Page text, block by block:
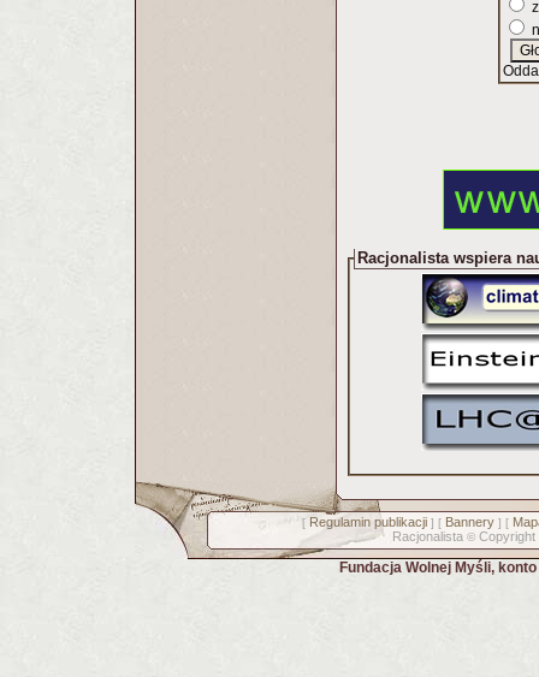
Racjonalista wspiera
[ Regulamin publikacji] [ Bannery] [
Racjonalista © Copyright
Fundacja Wolnej Myśli,